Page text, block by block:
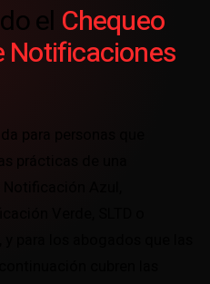
el Chequeo
Notificaciones
para personas que
prácticas de una